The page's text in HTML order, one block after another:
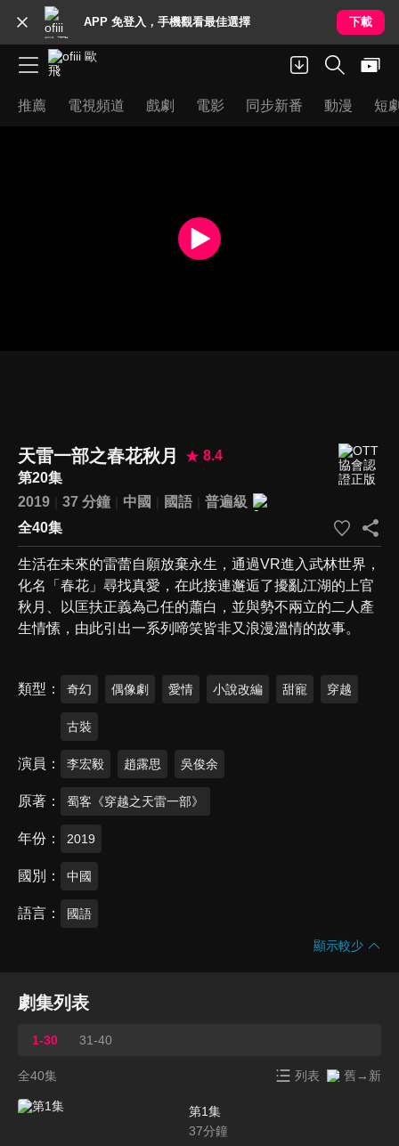
APP 免登入，手機觀看最佳選擇 下載
推薦 電視頻道 戲劇 電影 同步新番 動漫 短
天雷一部之春花秋月
8.4
第20集
2019
37 分鐘 中國 國語
普遍級
全40集
生活在未來的雷蕾自願放棄永生，通過VR進入武林世界，
化名「春花」尋找真愛，在此接連邂逅了擾亂江湖的上官
秋月、以匡扶正義為己任的蕭白，並與勢不兩立的二人產
生情愫，由此引出一系列啼笑皆非又浪漫溫情的故事。
類型 奇幻 偶像劇 愛情 小說改編 甜寵 穿越
古裝
演員 李宏毅 趙露思 吳俊余
原著 蜀客《穿越之天雷一部》
年份 2019
國別 中國
語言 國語
顯示較少
劇集列表
1-30 31-40
全40集 列表 舊→新
第1集
37分鐘